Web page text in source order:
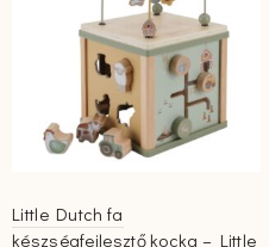
Little Dutch fa
készségfejlesztő kocka – Little